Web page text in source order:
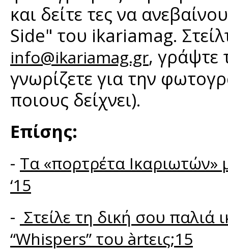
και δείτε τες να
Side" του ikariamag.
info@ikariamag.gr, γράψτε
γνωρίζετε για την
ποιους δείχνει).
Επίσης:
- Τα «πορτρέτα Ικαριωτών»
‘15
- Στείλε τη δική σου
“Whispers” του àrtεις;15